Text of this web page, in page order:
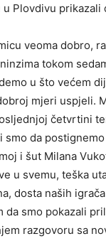
u Plovdivu
veoma dobro,
tokom
u što većem
mjeri uspjeli.
četvrtini
smo da
i šut Milana
u svemu, teška
dosta naših
da smo pokazali
razgovoru sa